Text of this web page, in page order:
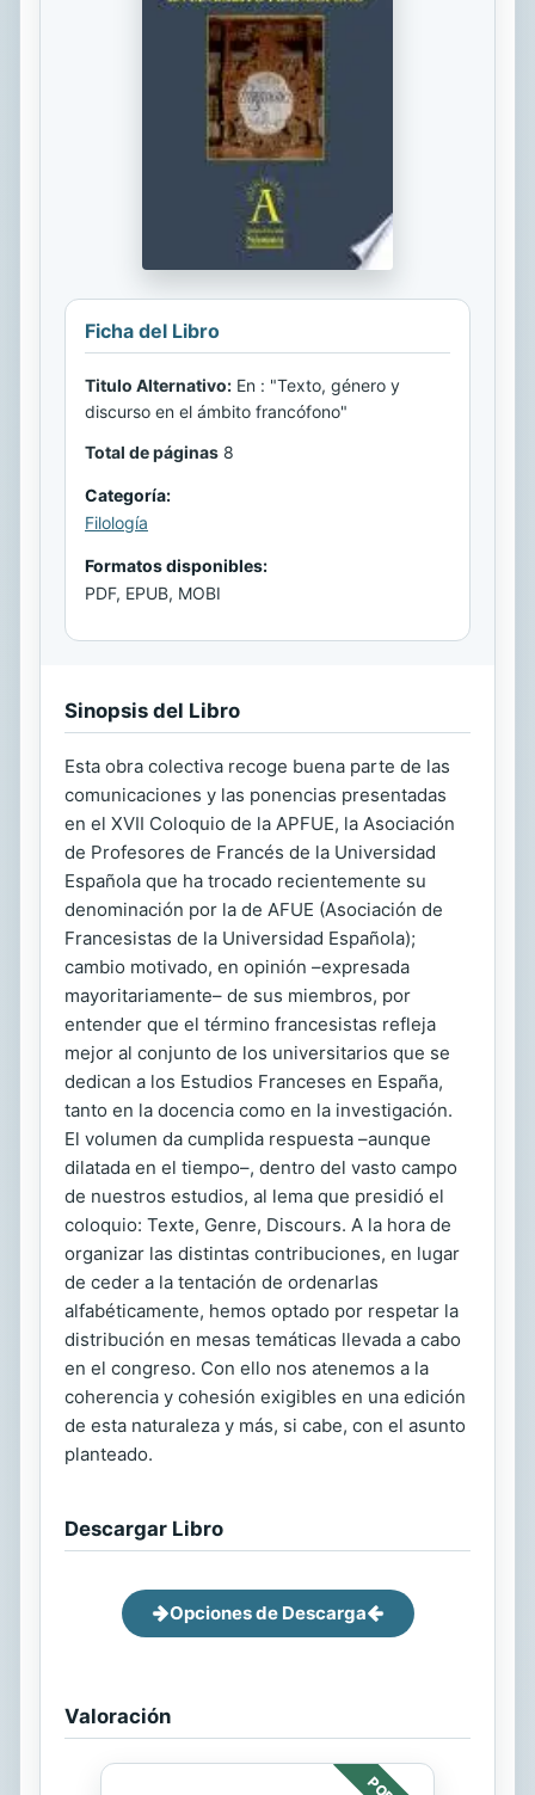
Ficha del Libro
Titulo Alternativo: En : "Texto, género y
discurso en el ámbito francófono"
Total de páginas 8
Categoría:
Filología
Formatos disponibles:
PDF, EPUB, MOBI
Sinopsis del Libro
Esta obra colectiva recoge buena parte de las
comunicaciones y las ponencias presentadas
en el XVII Coloquio de la APFUE, la Asociación
de Profesores de Francés de la Universidad
Española que ha trocado recientemente su
denominación por la de AFUE (Asociación de
Francesistas de la Universidad Española);
cambio motivado, en opinión –expresada
mayoritariamente– de sus miembros, por
entender que el término francesistas refleja
mejor al conjunto de los universitarios que se
dedican a los Estudios Franceses en España,
tanto en la docencia como en la investigación.
El volumen da cumplida respuesta –aunque
dilatada en el tiempo–, dentro del vasto campo
de nuestros estudios, al lema que presidió el
coloquio: Texte, Genre, Discours. A la hora de
organizar las distintas contribuciones, en lugar
de ceder a la tentación de ordenarlas
alfabéticamente, hemos optado por respetar la
distribución en mesas temáticas llevada a cabo
en el congreso. Con ello nos atenemos a la
coherencia y cohesión exigibles en una edición
de esta naturaleza y más, si cabe, con el asunto
planteado.
Descargar Libro
Opciones de Descarga
Valoración